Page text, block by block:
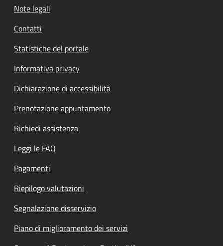
Note legali
Contatti
Statistiche del portale
Informativa privacy
Dichiarazione di accessibilità
Prenotazione appuntamento
Richiedi assistenza
Leggi le FAQ
Pagamenti
Riepilogo valutazioni
Segnalazione disservizio
Piano di miglioramento dei servizi